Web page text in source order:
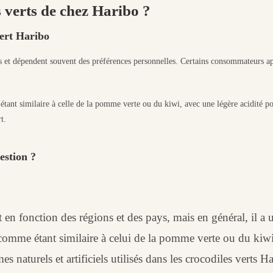
de chez Haribo ?
Haribo
dépendent souvent des préférences personnelles. Certains consommateurs
similaire à celle de la pomme verte ou du kiwi, avec une légère acidité
?
fonction des régions et des pays, mais en général, il a
étant similaire à celui de la pomme verte ou du
naturels et artificiels utilisés dans les crocodiles verts